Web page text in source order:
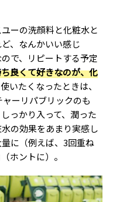
ーの洗顔料と化粧水と
、なんかいい感じ
で、リピートする予定
良くて好きなのが、化
いたくなったときは、
ーリパブリックのも
っかり入って、潤った
の効果をあまり実感し
に（例えば、3回重ね
ホントに）。